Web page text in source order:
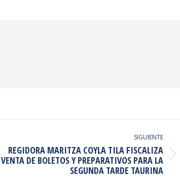
SIGUIENTE
Publicación
REGIDORA MARITZA COYLA TILA FISCALIZA
VENTA DE BOLETOS Y PREPARATIVOS PARA LA
SEGUNDA TARDE TAURINA